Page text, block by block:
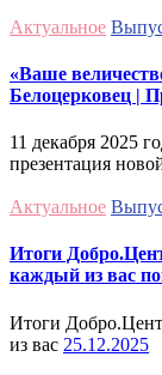
Актуальное
«Ваше
Белоцерковец |
11 декабря 2025
презентация
Актуальное
Итоги
каждый из вас
Итоги
из вас 25.12.2025